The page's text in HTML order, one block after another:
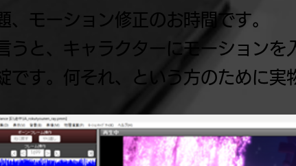
、モーション修正のお時間です。
うと、キャラクターにモーション
です。何それ、という方のために実